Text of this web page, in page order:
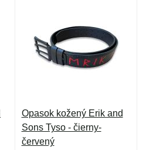
Opasok kožený Erik and
Sons Tyso - čierny-
červený